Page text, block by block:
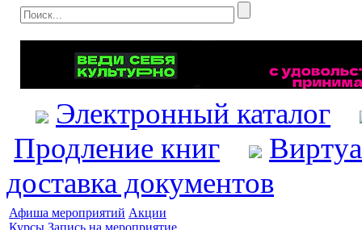
Электронный каталог
Продление книг
доставка документов
Афиша мероприятий Акции
Курсы Запись на мероприятие